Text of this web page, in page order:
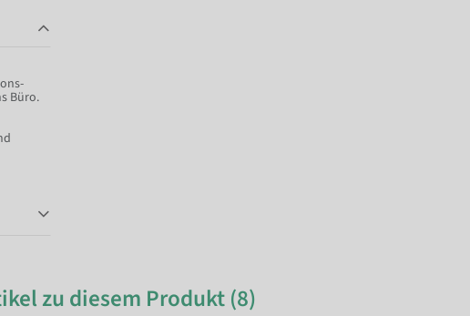
Büro.
zu diesem Produkt (8)